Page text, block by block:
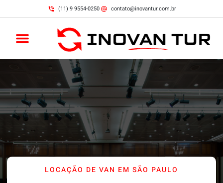
(11) 9 9554-0250 contato@inovantur.com.br
LOCAÇÃO DE VAN EM SÃO PAULO